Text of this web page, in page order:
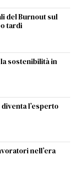
del Burnout sul
tardi
sostenibilità in
l’esperto
nell’era